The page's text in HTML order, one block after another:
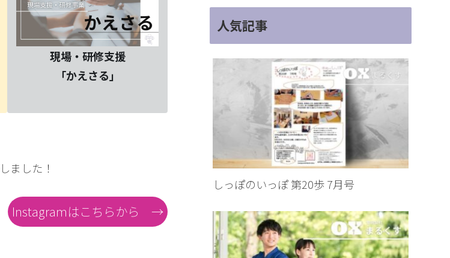
現場・研修支援
「かえさる」
しました！
Instagramはこちらから →
人気記事
しっぽのいっぽ 第20歩 7月号